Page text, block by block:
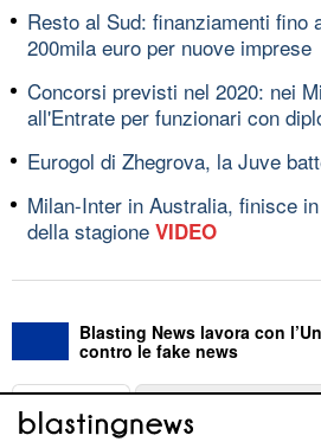
Resto al Sud: finanziamenti fino
200mila euro per nuove imprese
Concorsi previsti nel 2020: nei
all'Entrate per funzionari con
Eurogol di Zhegrova, la Juve
Milan-Inter in Australia, finisce
della stagione VIDEO
Blasting News lavora con
contro le fake news
ABOUT